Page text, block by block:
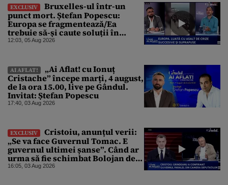
EXCLUSIV
Bruxelles-ul într-un
punct mort. Ștefan Popescu:
Europa se fragmentează/Ea
trebuie să-și caute soluții în
interior, dar este incapabilă
12:03, 05 Aug 2026
AI AFLAT!
„Ai Aflat! cu Ionuț
Cristache” începe marți, 4 august,
de la ora 15.00, live pe Gândul.
Invitat: Ștefan Popescu
17:40, 03 Aug 2026
EXCLUSIV
Cristoiu, anunțul verii:
„Se va face Guvernul Tomac. E
guvernul ultimei șanse”. Când ar
urma să fie schimbat Bolojan de
la Palatul Victoria
16:05, 03 Aug 2026